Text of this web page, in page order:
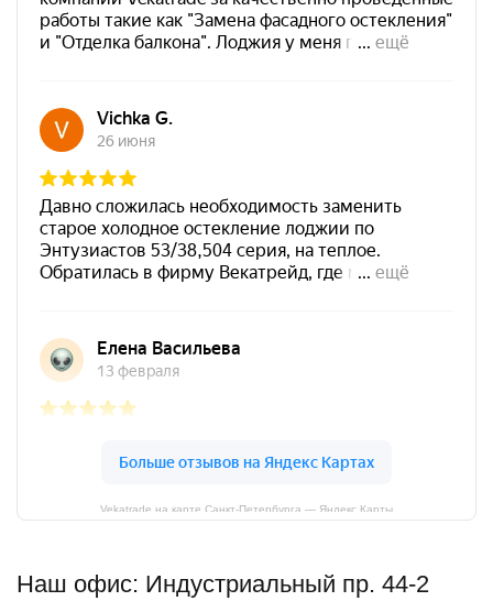
Vekatrade на карте Санкт‑Петербурга — Яндекс Карты
Наш офис: Индустриальный пр. 44-2